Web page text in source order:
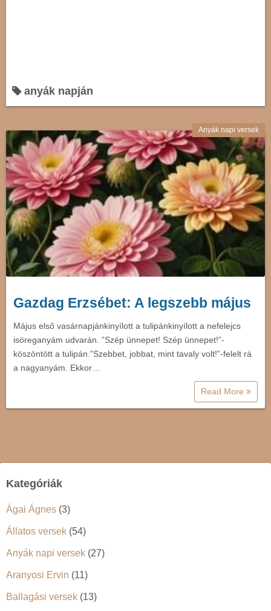
anyák napján
Anyák napi versek
Gazdag Erzsébet: A legszebb május
Május első vasárnapjánkinyílott a tulipánkinyílott a nefelejcs
isöreganyám udvarán. ”Szép ünnepet! Szép ünnepet!”-
köszöntött a tulipán.”Szebbet, jobbat, mint tavaly volt!”-felelt rá
a nagyanyám. Ekkor…
Read More
Kategóriák
Ágai Ágnes (3)
Állatos versek (54)
Anyák napi versek (27)
Aranyosi Ervin (11)
Ballagási versek (13)